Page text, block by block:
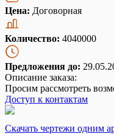
Цена: Договорная
Количество: 4040000
Предложения до:
Описание заказа:
Просим рассмотреть
Доступ к контактам
Скачать чертежи одним